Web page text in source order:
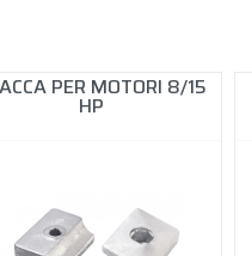
PER MOTORI 8/15
HP